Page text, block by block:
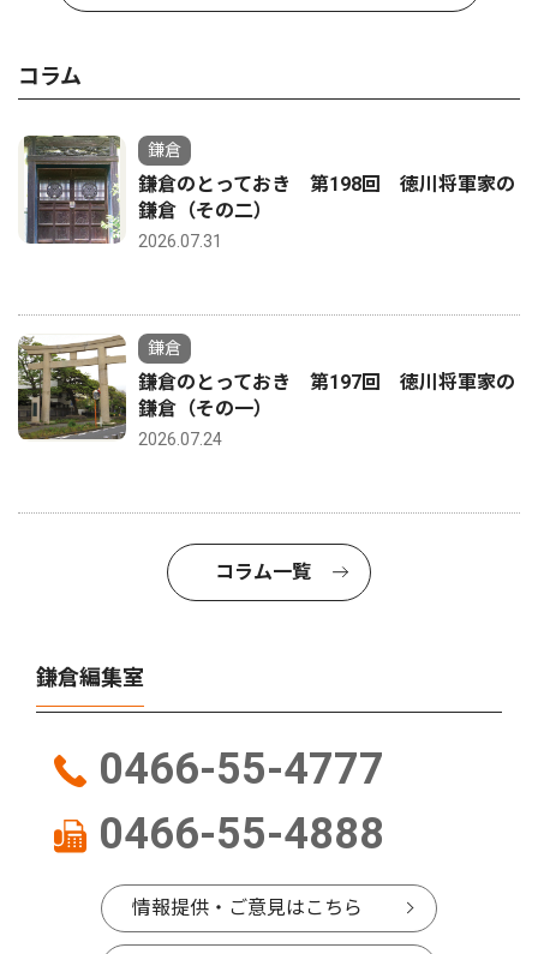
コラム
鎌倉
鎌倉のとっておき 第198回 徳川将軍家の
鎌倉（その二）
2026.07.31
鎌倉
鎌倉のとっておき 第197回 徳川将軍家の
鎌倉（その一）
2026.07.24
コラム一覧
鎌倉編集室
0466-55-4777
0466-55-4888
情報提供・ご意見はこちら